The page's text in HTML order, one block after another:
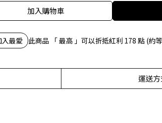
加入購物車
入最愛 此商品 「 最高 」可以折抵紅利 178 點 (約
運送